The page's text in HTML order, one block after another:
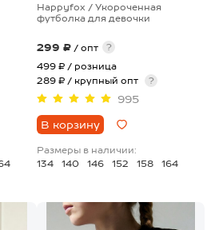
Happyfox / Укороченная
футболка для девочки
299 ₽ / опт
?
499 ₽ / розница
289 ₽ / крупный опт
?
995
В корзину
Размеры в наличии:
134
140 146 152 158 164